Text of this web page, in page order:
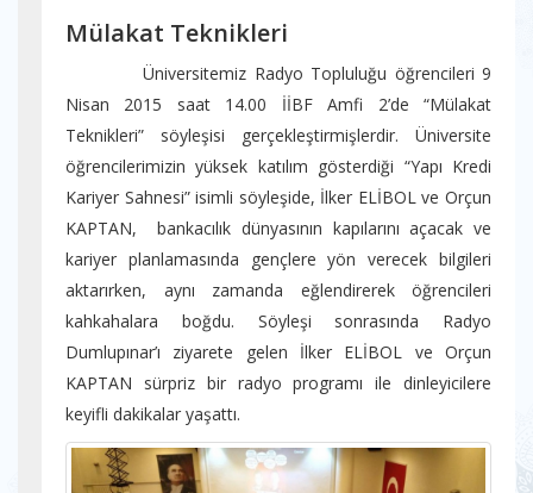
Mülakat Teknikleri
Üniversitemiz Radyo Topluluğu öğrencileri 9
Nisan 2015 saat 14.00 İİBF Amfi 2’de “Mülakat
Teknikleri” söyleşisi gerçekleştirmişlerdir. Üniversite
öğrencilerimizin yüksek katılım gösterdiği “Yapı Kredi
Kariyer Sahnesi” isimli söyleşide, İlker ELİBOL ve Orçun
KAPTAN, bankacılık dünyasının kapılarını açacak ve
kariyer planlamasında gençlere yön verecek bilgileri
aktarırken, aynı zamanda eğlendirerek öğrencileri
kahkahalara boğdu. Söyleşi sonrasında Radyo
Dumlupınar’ı ziyarete gelen İlker ELİBOL ve Orçun
KAPTAN sürpriz bir radyo programı ile dinleyicilere
keyifli dakikalar yaşattı.